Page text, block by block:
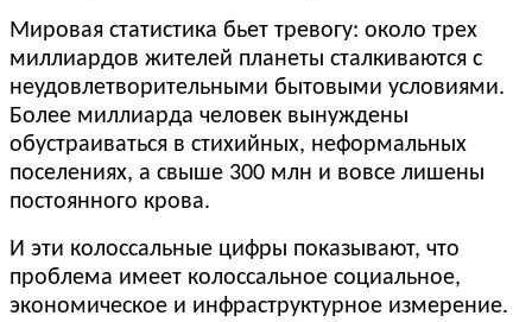
Мировая статистика бьет тревогу: около трех
миллиардов жителей планеты сталкиваются с
неудовлетворительными бытовыми условиями.
Более миллиарда человек вынуждены
обустраиваться в стихийных, неформальных
поселениях, а свыше 300 млн и вовсе лишены
постоянного крова.
И эти колоссальные цифры показывают, что
проблема имеет колоссальное социальное,
экономическое и инфраструктурное измерение.